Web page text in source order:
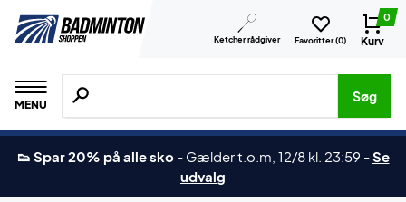
Ketcher rådgiver Favoritter (0)
0
Kurv
MENU
Søg efter produkter, mærker etc.
Søg
👟 Spar 20% på alle sko - Gælder t.o.m, 12/8 kl. 23:59 -Se
udvalg